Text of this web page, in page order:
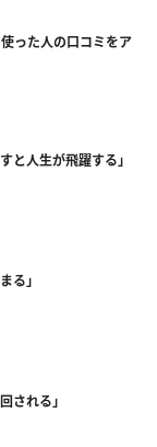
った人の口コミをア
と人生が飛躍する」
る」
される」